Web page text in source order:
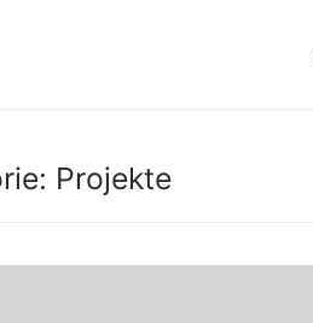
Projekte